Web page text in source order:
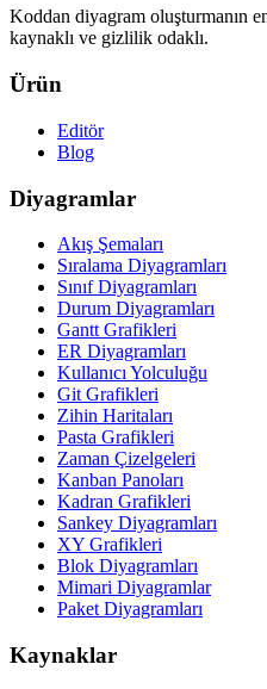
Koddan diyagram oluşturmanın
kaynaklı ve gizlilik odaklı.
Ürün
Editör
Blog
Diyagramlar
Akış Şemaları
Sıralama Diyagramları
Sınıf Diyagramları
Durum Diyagramları
Gantt Grafikleri
ER Diyagramları
Kullanıcı Yolculuğu
Git Grafikleri
Zihin Haritaları
Pasta Grafikleri
Zaman Çizelgeleri
Kanban Panoları
Kadran Grafikleri
Sankey Diyagramları
XY Grafikleri
Blok Diyagramları
Mimari Diyagramlar
Paket Diyagramları
Kaynaklar